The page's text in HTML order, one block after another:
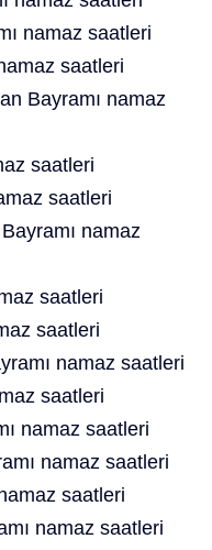
namaz saatleri
saatleri
Bayramı namaz
saatleri
saatleri
namaz
saatleri
saatleri
namaz saatleri
saatleri
namaz saatleri
namaz saatleri
saatleri
namaz saatleri